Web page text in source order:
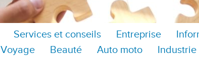
Services et conseils Entreprise
Voyage Beauté Auto moto Industrie